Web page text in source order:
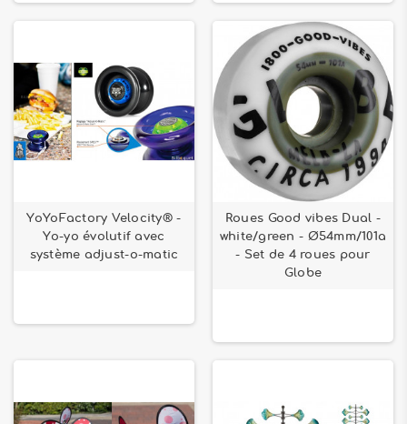
YoYoFactory Velocity® -
Yo-yo évolutif avec
système adjust-o-matic
Roues Good vibes Dual -
white/green - Ø54mm/101a
- Set de 4 roues pour
Globe